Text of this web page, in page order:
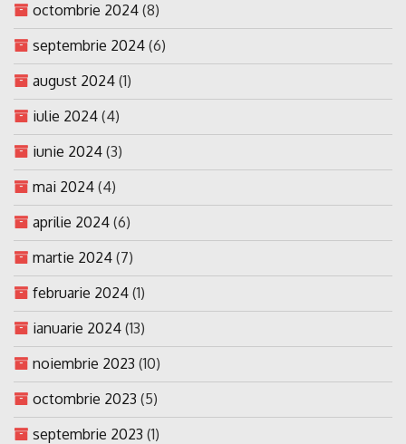
octombrie 2024 (8)
septembrie 2024 (6)
august 2024 (1)
iulie 2024 (4)
iunie 2024 (3)
mai 2024 (4)
aprilie 2024 (6)
martie 2024 (7)
februarie 2024 (1)
ianuarie 2024 (13)
noiembrie 2023 (10)
octombrie 2023 (5)
septembrie 2023 (1)